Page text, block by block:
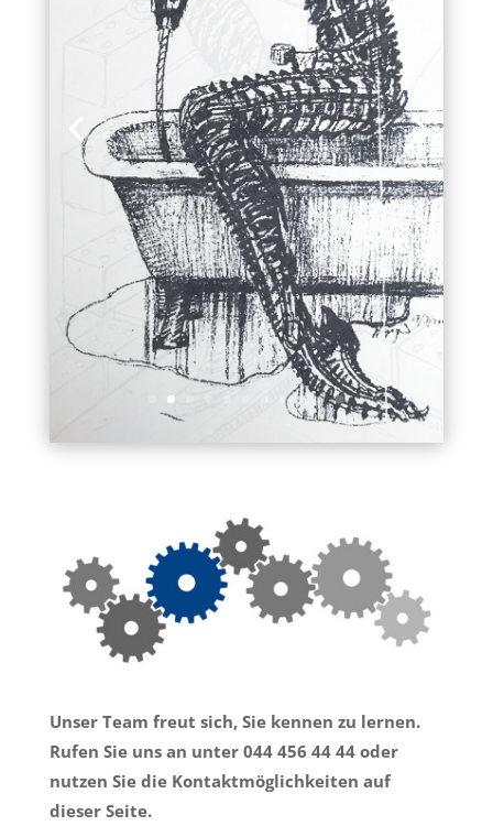
Unser Team freut sich, Sie kennen zu lernen.
Rufen Sie uns an unter 044 456 44 44 oder
nutzen Sie die Kontaktmöglichkeiten auf
dieser Seite.